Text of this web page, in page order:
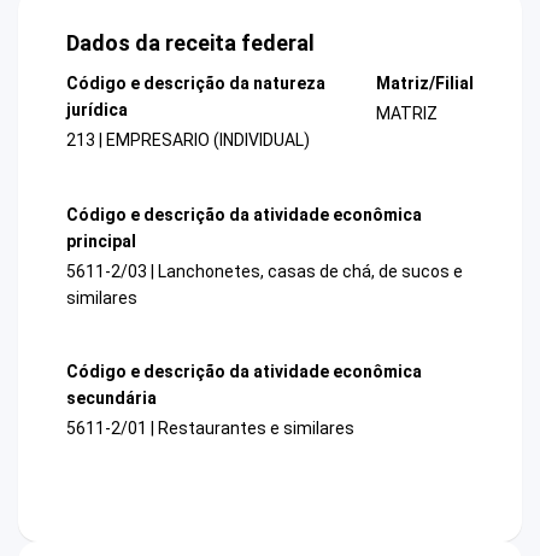
Dados da receita federal
Código e descrição da natureza
jurídica
213 | EMPRESARIO (INDIVIDUAL)
Matriz/Filial
MATRIZ
Código e descrição da atividade econômica
principal
5611-2/03 | Lanchonetes, casas de chá, de sucos e
similares
Código e descrição da atividade econômica
secundária
5611-2/01 | Restaurantes e similares